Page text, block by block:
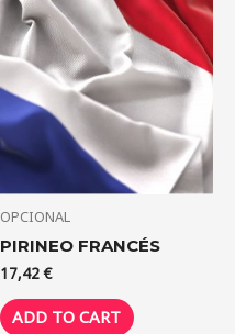
OPCIONAL
PIRINEO FRANCÉS
17,42€
ADD TO CART